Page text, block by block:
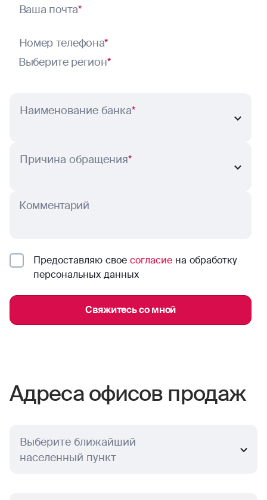
Ваша почта*
Номер телефона*
Выберите регион*
Наименование банка*
Причина обращения*
Комментарий
Предоставляю свое согласие на обработку
персональных данных
Свяжитесь со мной
Адреса офисов продаж
Выберите ближайший
населенный пункт